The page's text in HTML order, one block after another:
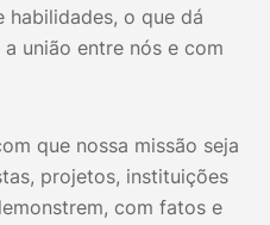
habilidades, o que dá
união entre nós e com
que nossa missão seja
projetos, instituições
com fatos e